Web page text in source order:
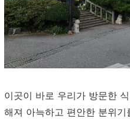
이곳이 바로 우리가 방문한
해져 아늑하고 편안한 분위